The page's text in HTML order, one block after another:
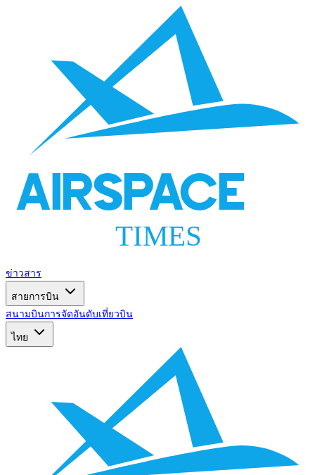
AIRSPACE
TIMES
ข่าวสาร
สายการบิน
สนามบินการจัดอันดับเที่ยวบิน
ไทย